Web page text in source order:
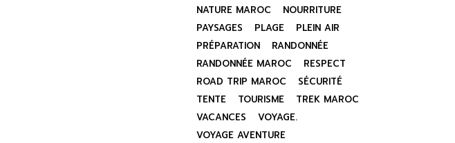
NATURE MAROC
NOURRITURE
PAYSAGES
PLAGE
PLEIN AIR
PRÉPARATION
RANDONNÉE
RANDONNÉE MAROC
RESPECT
ROAD TRIP MAROC
SÉCURITÉ
TENTE
TOURISME
TREK MAROC
VACANCES
VOYAGE.
VOYAGE AVENTURE